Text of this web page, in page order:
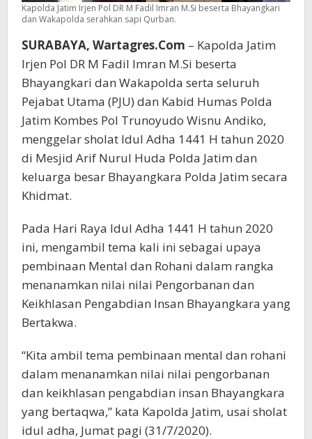
Kapolda Jatim Irjen Pol DR M Fadil Imran M.Si beserta Bhayangkari
dan Wakapolda serahkan sapi Qurban.
SURABAYA, Wartagres.Com – Kapolda Jatim
Irjen Pol DR M Fadil Imran M.Si beserta
Bhayangkari dan Wakapolda serta seluruh
Pejabat Utama (PJU) dan Kabid Humas Polda
Jatim Kombes Pol Trunoyudo Wisnu Andiko,
menggelar sholat Idul Adha 1441 H tahun 2020
di Mesjid Arif Nurul Huda Polda Jatim dan
keluarga besar Bhayangkara Polda Jatim secara
Khidmat.
Pada Hari Raya Idul Adha 1441 H tahun 2020
ini, mengambil tema kali ini sebagai upaya
pembinaan Mental dan Rohani dalam rangka
menanamkan nilai nilai Pengorbanan dan
Keikhlasan Pengabdian Insan Bhayangkara yang
Bertakwa.
“Kita ambil tema pembinaan mental dan rohani
dalam menanamkan nilai nilai pengorbanan
dan keikhlasan pengabdian insan Bhayangkara
yang bertaqwa,” kata Kapolda Jatim, usai sholat
idul adha, Jumat pagi (31/7/2020).